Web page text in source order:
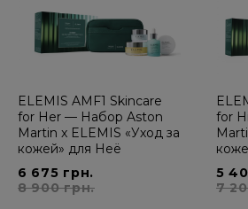
ELEMIS AMF1 Skincare
for Her — Набор Aston
Martin x ELEMIS «Уход за
кожей» для Неё
6 675 грн.
8 900 грн.
for
5
7